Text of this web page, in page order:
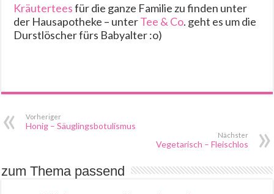
Kräuterteesfür die ganze Familie zu finden unter
der Hausapotheke – unterTee & Co. geht es um die
Durstlöscher fürs Babyalter :o)
Vorheriger
Honig – Säuglingsbotulismus
Nächster
Vegetarisch – Fleischlos
zum Thema passend